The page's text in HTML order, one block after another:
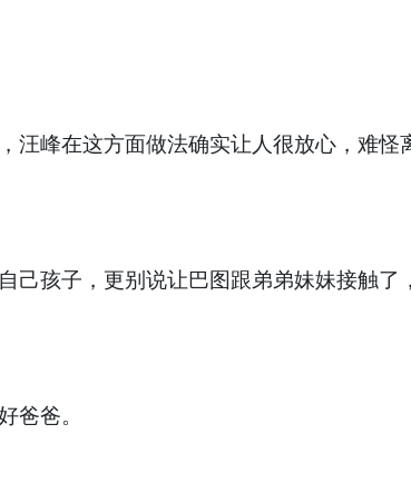
峰在这方面做法确实让人很放心，难怪
孩子，更别说让巴图跟弟弟妹妹接触了
爸爸。